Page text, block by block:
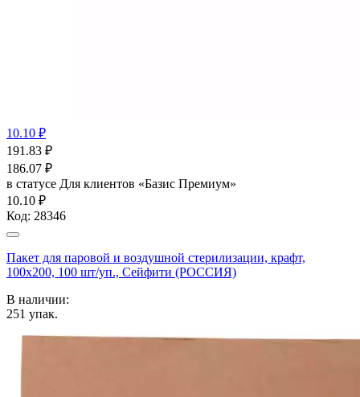
10.10 ₽
191.83 ₽
186.07 ₽
в статусе Для клиентов «Базис Премиум»
10.10 ₽
Код: 28346
Пакет для паровой и воздушной стерилизации, крафт,
100x200, 100 шт/уп., Сейфити (РОССИЯ)
В наличии:
251 упак.